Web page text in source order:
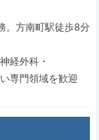
。方南町駅徒歩8分
経外科・
専門領域を歓迎